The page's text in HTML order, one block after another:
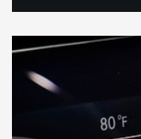
DÉCOUVREZ